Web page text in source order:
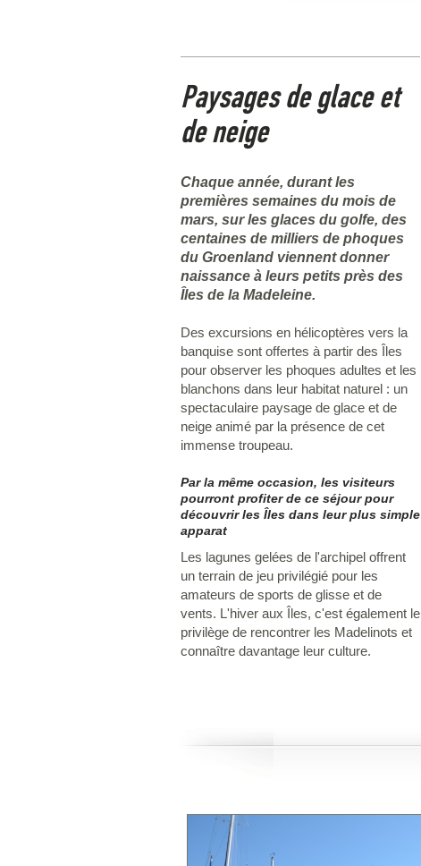
Paysages de glace et
de neige
Chaque année, durant les
premières semaines du mois de
mars, sur les glaces du golfe, des
centaines de milliers de phoques
du Groenland viennent donner
naissance à leurs petits près des
Îles de la Madeleine.
Des excursions en hélicoptères vers la
banquise sont offertes à partir des Îles
pour observer les phoques adultes et les
blanchons dans leur habitat naturel : un
spectaculaire paysage de glace et de
neige animé par la présence de cet
immense troupeau.
Par la même occasion, les visiteurs
pourront profiter de ce séjour pour
découvrir les Îles dans leur plus simple
apparat
Les lagunes gelées de l'archipel offrent
un terrain de jeu privilégié pour les
amateurs de sports de glisse et de
vents. L'hiver aux Îles, c'est également le
privilège de rencontrer les Madelinots et
connaître davantage leur culture.